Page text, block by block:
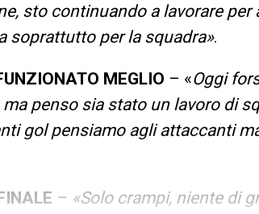
sto continuando a lavorare per
soprattutto per la squadra».
MEGLIO – «Oggi
penso sia stato un lavoro di
gol pensiamo agli attaccanti
– «Solo crampi, niente di